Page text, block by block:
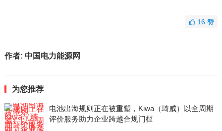
16赞
作者: 中国电力能源网
为您推荐
电池出海规则正在被重塑，Kiwa（琦威）以全周期
评价服务助力企业跨越合规门槛